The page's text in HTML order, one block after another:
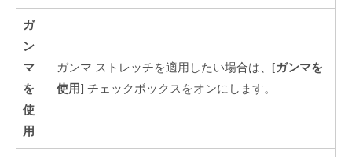
ガ
ン
マ
を
使
用
ガンマ ストレッチを適用したい場合は、 [ガンマを
使用] チェックボックスをオンにします。